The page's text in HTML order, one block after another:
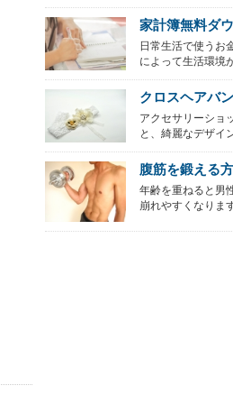
家計簿無料ダ
日常生活で使うお
によって生活環境
クロスヘアバ
アクセサリーショ
と、綺麗なデザイ
腹筋を鍛える
年齢を重ねると男
崩れやすくなりま